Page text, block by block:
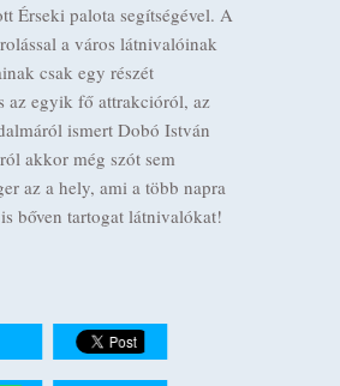
Érseki palota segítségével. A
a város látnivalóinak
csak egy részét
az egyik fő attrakcióról, az
ismert Dobó István
akkor még szót sem
az a hely, ami a több napra
bőven tartogat látnivalókat!